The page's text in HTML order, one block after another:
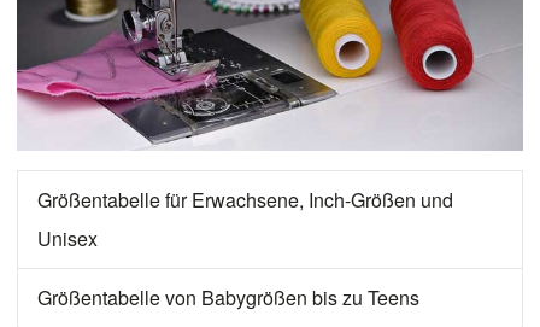
Größentabelle für Erwachsene, Inch-Größen und
Unisex
Größentabelle von Babygrößen bis zu Teens